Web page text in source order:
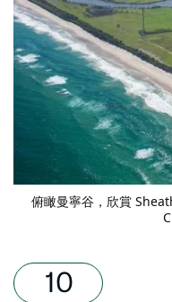
俯瞰曼寧谷，欣賞